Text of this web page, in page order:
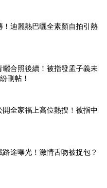
！迪麗熱巴曬全素顏自拍引熱
曬合照後續！被指發孟子義未
刪帖！
全家福上高位熱搜！被指中
途曝光！激情舌吻被捉包？